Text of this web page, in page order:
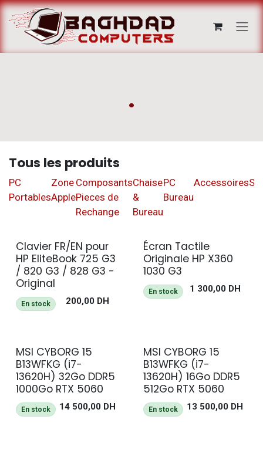
Se rendre au contenu
.
Tous les produits
PC
Portables
Zone
Apple
Composants
Pieces de
Rechange
Chaise
&
Bureau
PC
Bureau
Accessoires
Clavier FR/EN pour
HP EliteBook 725 G3
/ 820 G3 / 828 G3 -
Original
200,00 DH
En stock
Écran Tactile
Originale HP X360
1030 G3
1 300,00DH
En stock
NEUF
MSI CYBORG 15
B13WFKG (i7-
13620H) 32Go DDR5
1000Go RTX 5060
14 500,00 DH
En stock
NEUF
MSI CYBORG 15
B13WFKG (i7-
13620H) 16Go DDR5
512Go RTX 5060
13 500,00 DH
En stock